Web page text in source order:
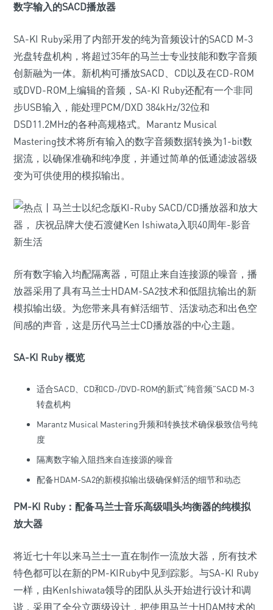
数字输入的SACD播放器
SA-KI Ruby采用了内部开发的纯为音频设计的SACD M-3
光盘转盘机构，将超过35年的马兰士专业技能和数字音频
创新融为一体。新机构可播放SACD、CD以及在CD-ROM
或DVD-ROM上编辑的音频，SA-KI Ruby还配有一个非同
步USB输入，能处理PCM/DXD 384kHz/32位和
DSD11.2MHz的各种高规格式。Marantz Musical
Mastering技术将所有输入的数字音频数据转换为1-bit数
据流，以确保准确和纯净度，并通过简单的低通滤波器级
变为可供使用的模拟输出。
所有数字输入均配隔离器，可阻止来自连接源的噪音，播
放器采用了具有马兰士HDAM-SA2技术和低阻抗输出的新
模拟输出级。为您带来具有鲜活细节、活泼动态和出色空
间感的声音，这是历代马兰士CD播放器的中心主题。
SA-KI Ruby 概览
适合SACD、CD和CD-/DVD-ROM的新式“纯音频”SACD M-3
转盘机构
Marantz Musical Mastering升频和转换技术确保极致信号纯
度
隔离数字输入阻挡来自连接源的噪音
配备HDAM-SA2的新模拟输出级确保鲜活的细节和动态
PM-KI Ruby：配备马兰士音乐高级唱头均衡器的纯模拟
放大器
将近七十年以来马兰士一直在制作一流放大器，所有技术
特色都可以在新的PM-KIRuby中见到踪影。与SA-KI Ruby
一样，由KenIshiwata领导的团队从头开始进行设计和调
谐，采用了全分立两级设计，把使用马兰士HDAM技术的